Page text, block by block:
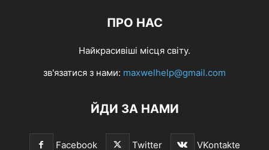
ПРО НАС
Найкрасивіші місця світу.
зв'язатися з нами: maxwelhelp@gmail.com
ЙДИ ЗА НАМИ
Facebook Twitter VKontakte